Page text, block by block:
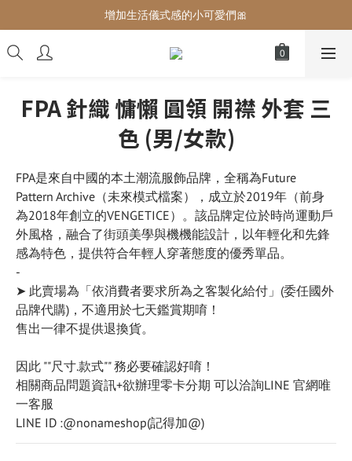
增加生活儀式感的小可愛們🎀
增加生活儀式感的小可愛們🎀
最後現貨‼️這價格不需要再解釋🔥
FPA 針織 慵懶 圓領 開襟 外套 三
色 (男/女款)
FPA是來自中國的本土潮流服飾品牌，全稱為Future
Pattern Archive（未來模式檔案），成立於2019年（前身
為2018年創立的VENGETICE）。該品牌定位於時尚運動戶
外風格，融合了街頭美學與機機能設計，以年輕化和先鋒
感為特色，提供符合年輕人穿著態度的優秀單品。
-
➤ 此賣場為「依消費者要求所為之客製化給付」(委任國外
品牌代購)，不適用於七天鑑賞期唷！
售出一律不提供退換貨。
因此 ""尺寸.款式"" 務必要確認好唷！
相關商品問題資訊+欲辦理零卡分期 可以洽詢LINE 官網唯
一客服
LINE ID :@nonameshop(記得加@)